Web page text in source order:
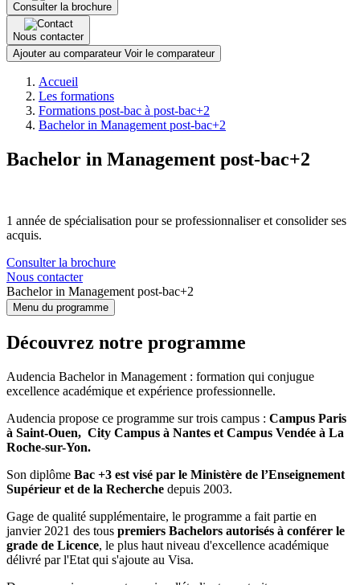
Consulter la brochure
Nous contacter
Ajouter au comparateur Voir le comparateur
d'Ariane
Accueil
Les formations
Formations post-bac à post-bac+2
Bachelor in Management post-bac+2
Bachelor in Management post-bac+2
1 année de spécialisation pour se professionnaliser et consolider ses
acquis.
Consulter la brochure
Nous contacter
Bachelor in Management post-bac+2
Menu du programme
Découvrez notre programme
Audencia Bachelor in Management : formation qui conjugue
excellence académique et expérience professionnelle.
Audencia propose ce programme sur trois campus : Campus Paris
à Saint-Ouen, City Campus à Nantes et Campus Vendée à La
Roche-sur-Yon.
Son diplôme Bac +3 est visé par le Ministère de l’Enseignement
Supérieur et de la Recherche depuis 2003.
Gage de qualité supplémentaire, le programme a fait partie en
janvier 2021 des tous premiers Bachelors autorisés à conférer le
grade de Licence, le plus haut niveau d'excellence académique
délivré par l'Etat qui s'ajoute au Visa.